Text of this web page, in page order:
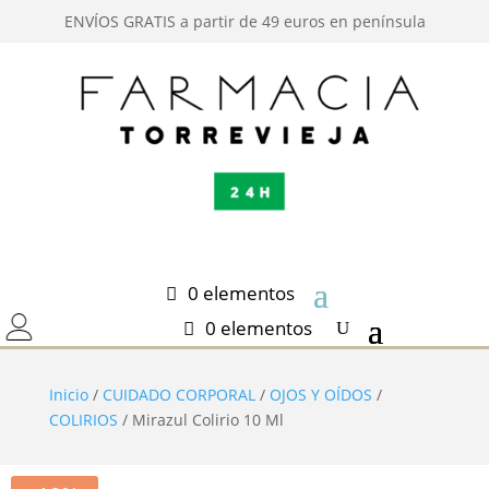
ENVÍOS GRATIS a partir de 49 euros en península
0 elementos
0 elementos
Inicio/ CUIDADO CORPORAL/ OJOS Y OÍDOS /
COLIRIOS / Mirazul Colirio 10 Ml